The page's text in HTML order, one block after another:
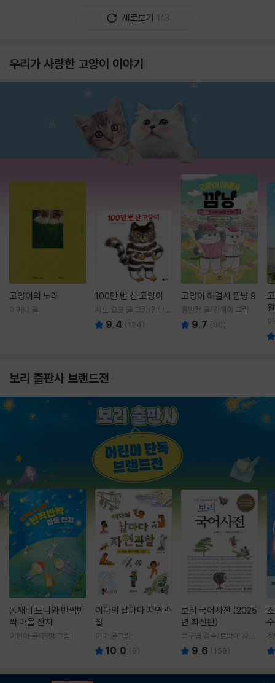
새로보기 1/3
우리가 사랑한 고양이 이야기
고양이의 노래
이미나 글
100만 번 산 고양이
사노 요코 글,그림/김난주
역 9.4 (124)
고양이 해결사 깜냥 9
홍민정 글/김재희 그림
9.7 (60)
보리 출판사 브랜드전
똥깨비 도니와 반짝반
짝 마을 잔치
이현아 글/핸짱 그림
이다의 날마다 자연관
찰
이다 글그림
10.0 (9)
보리 국어사전 (2025
년 최신판)
윤구병 감수/토박이 사전
편찬실 편
9.6 (158)